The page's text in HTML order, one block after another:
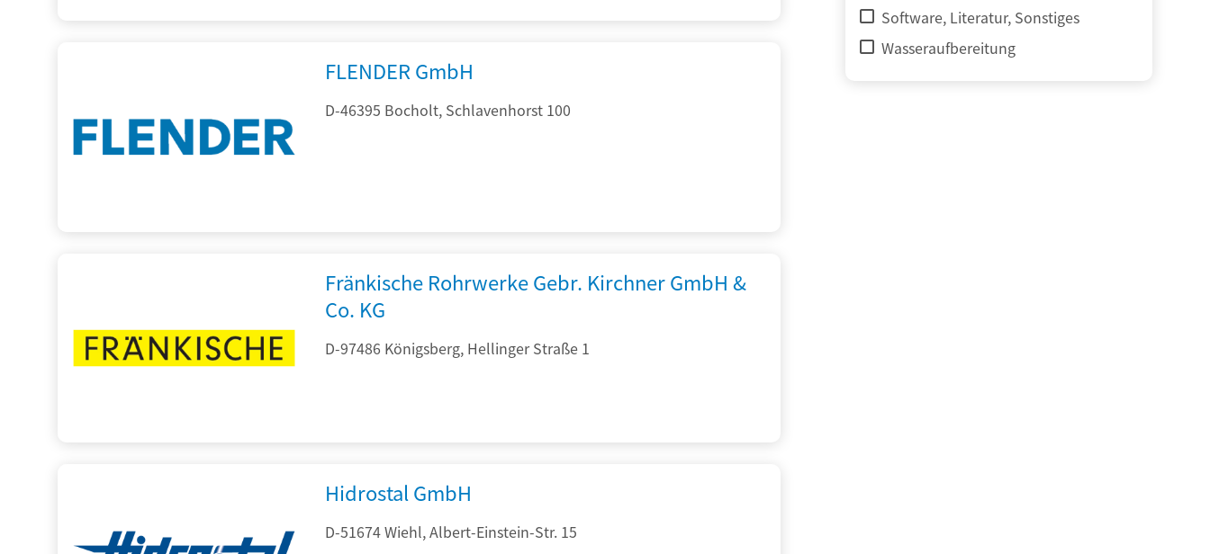
Software, Literatur, Sonstiges
Wasseraufbereitung
FLENDER GmbH
D-46395 Bocholt, Schlavenhorst 100
Fränkische Rohrwerke Gebr. Kirchner GmbH &
Co. KG
D-97486 Königsberg, Hellinger Straße 1
Hidrostal GmbH
D-51674 Wiehl, Albert-Einstein-Str. 15